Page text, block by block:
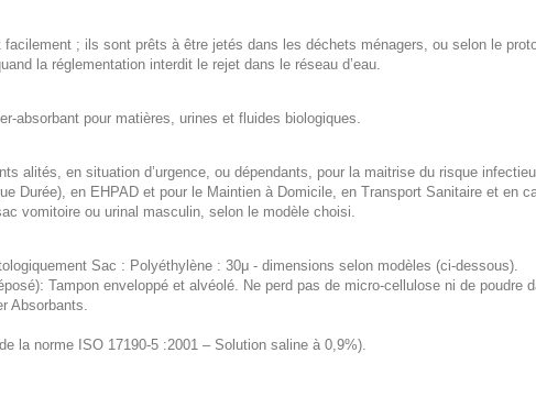
; ils sont prêts à être jetés dans les déchets ménagers, ou selon le
la réglementation interdit le rejet dans le réseau d’eau.
absorbant pour matières, urines et fluides biologiques.
alités, en situation d’urgence, ou dépendants, pour la maitrise du risque
Durée), en EHPAD et pour le Maintien à Domicile, en Transport Sanitaire et en
vomitoire ou urinal masculin, selon le modèle choisi.
Sac : Polyéthylène : 30μ - dimensions selon modèles (ci-dessous).
Tampon enveloppé et alvéolé. Ne perd pas de micro-cellulose ni de poudre
Absorbants.
la norme ISO 17190-5 :2001 – Solution saline à 0,9%).